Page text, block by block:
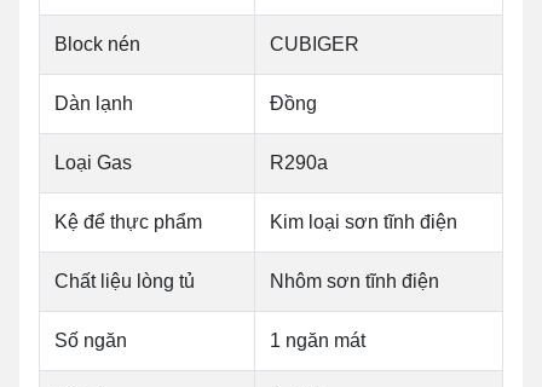
Block nén CUBIGER
Dàn lạnh Đồng
Loại Gas R290a
Kệ để thực phẩm Kim loại sơn tĩnh điện
Chất liệu lòng tủ Nhôm sơn tĩnh điện
Số ngăn 1 ngăn mát